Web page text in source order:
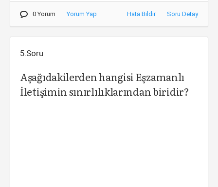
0 Yorum Yorum Yap Hata Bildir Soru Detay
5.Soru
Aşağıdakilerden hangisi Eşzamanlı
İletişimin sınırlılıklarından biridir?